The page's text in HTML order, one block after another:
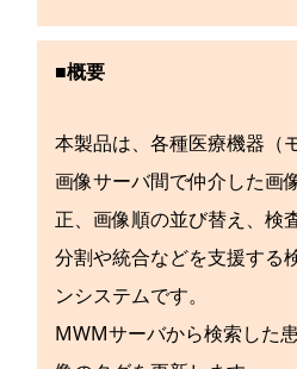
■概要
本製品は、各種医療機器（
画像サーバ間で仲介した画
正、画像順の並び替え、検
分割や統合などを支援する
ンシステムです。
MWMサーバから検索した